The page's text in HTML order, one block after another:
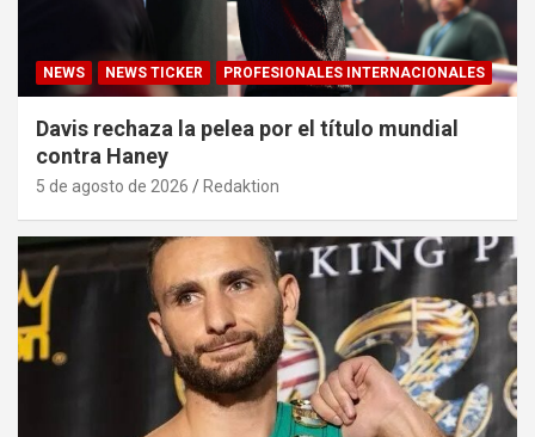
NEWS NEWS TICKER PROFESIONALES INTERNACIONALES
Davis rechaza la pelea por el título mundial
contra Haney
5 de agosto de 2026 Redaktion